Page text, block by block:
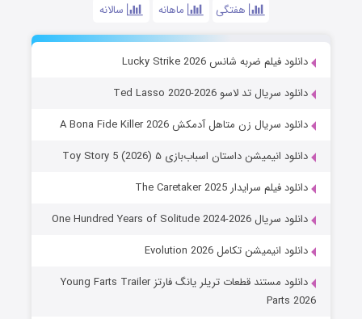
هفتگی ماهانه سالانه
دانلود فیلم ضربه شانس Lucky Strike 2026
دانلود سریال تد لاسو Ted Lasso 2020-2026
دانلود سریال زن متاهل آدمکش A Bona Fide Killer 2026
دانلود انیمیشن داستان اسباب‌بازی ۵ Toy Story 5 (2026)
دانلود فیلم سرایدار The Caretaker 2025
دانلود سریال One Hundred Years of Solitude 2024-2026
دانلود انیمیشن تکامل Evolution 2026
دانلود مستند قطعات تریلر یانگ فارتز Young Farts Trailer
Parts 2026